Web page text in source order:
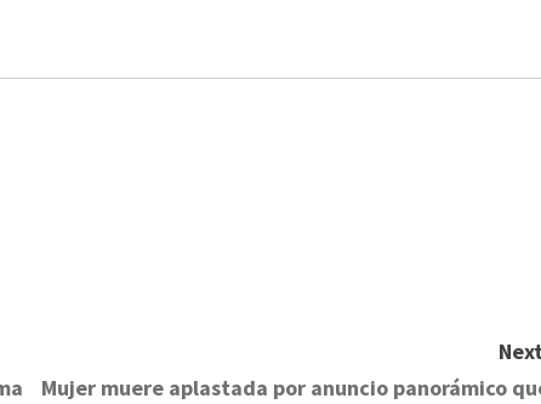
Mujer muere aplastada por anuncio panorámico